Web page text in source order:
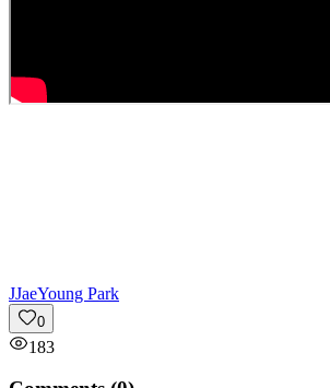
JJaeYoung Park
0
183